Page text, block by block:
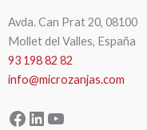
Avda. Can Prat 20, 08100
Mollet del Valles, España
93 198 82 82
info@microzanjas.com
Facebook
LinkedIn
YouTube